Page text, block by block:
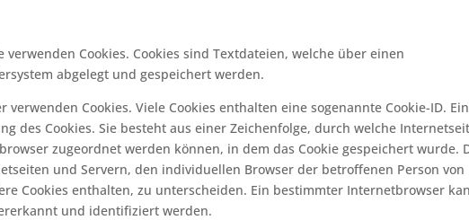
Cookies. Cookies sind Textdateien, welche über einen
abgelegt und gespeichert werden.
Cookies. Viele Cookies enthalten eine sogenannte Cookie-ID.
des Cookies. Sie besteht aus einer Zeichenfolge, durch welche
zugeordnet werden können, in dem das Cookie gespeichert wurde.
und Servern, den individuellen Browser der betroffenen Person von
Cookies enthalten, zu unterscheiden. Ein bestimmter Internetbrowser
und identifiziert werden.